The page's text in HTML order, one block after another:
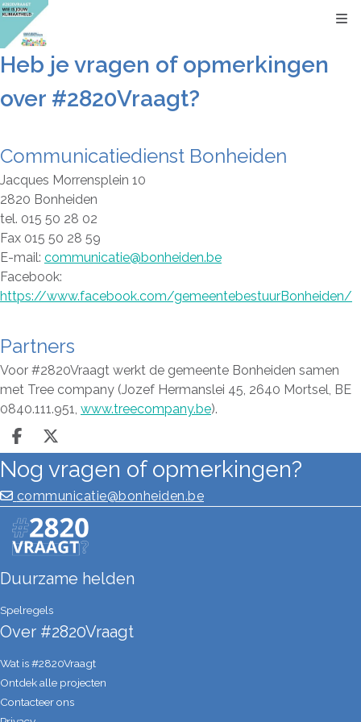
Heb je vragen of opmerkingen
over #2820Vraagt?
Communicatiedienst Bonheiden
Jacques Morrensplein 10
2820 Bonheiden
tel. 015 50 28 02
Fax 015 50 28 59
E-mail: communicatie@bonheiden.be
Facebook:
https://www.facebook.com/gemeentebestuurBonheiden/
Partners
Voor #2820Vraagt werkt de gemeente Bonheiden samen
met Tree company (Jozef Hermanslei 45, 2640 Mortsel, BE
0840.111.951, www.treecompany.be).
Deel op facebook
Deel op X
Nog vragen of opmerkingen?
communicatie@bonheiden.be
Duurzame helden
Spelregels
Over #2820Vraagt
Wat is #2820Vraagt
Ontdek alle projecten
Contacteer ons